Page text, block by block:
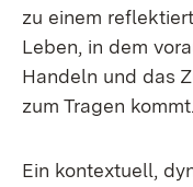
zu ei­nem
Le­ben, in dem
Han­deln und das
zum Tra­gen kommt.
Ein kon­tex­tu­ell,